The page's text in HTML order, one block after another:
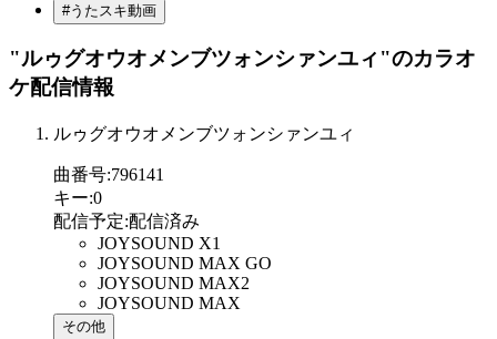
#うたスキ動画
"ルゥグオウオメンブツォンシァンユィ"のカラオ
ケ配信情報
ルゥグオウオメンブツォンシァンユィ
曲番号:796141
キー:0
配信予定:配信済み
JOYSOUND X1
JOYSOUND MAX GO
JOYSOUND MAX2
JOYSOUND MAX
その他